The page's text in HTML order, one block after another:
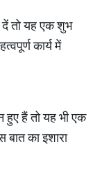
दें तो यह एक शुभ
कार्य में
हैं तो यह भी एक
का इशारा